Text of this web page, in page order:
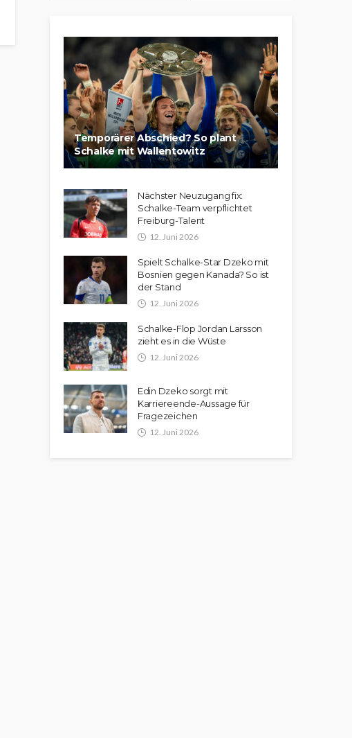
Temporärer Abschied? So plant
Schalke mit Wallentowitz
Nächster Neuzugang fix:
Schalke-Team verpflichtet
Freiburg-Talent
12. Juni 2026
Spielt Schalke-Star Dzeko mit
Bosnien gegen Kanada? So ist
der Stand
12. Juni 2026
Schalke-Flop Jordan Larsson
zieht es in die Wüste
12. Juni 2026
Edin Dzeko sorgt mit
Karriereende-Aussage für
Fragezeichen
12. Juni 2026